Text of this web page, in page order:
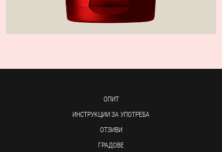
ОПИТ
ИНСТРУКЦИИ ЗА УПОТРЕБА
ОТЗИВИ
ГРАДОВЕ